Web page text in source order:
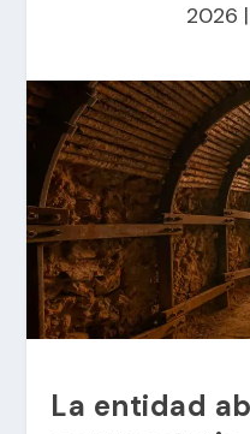
2026 |
La entidad